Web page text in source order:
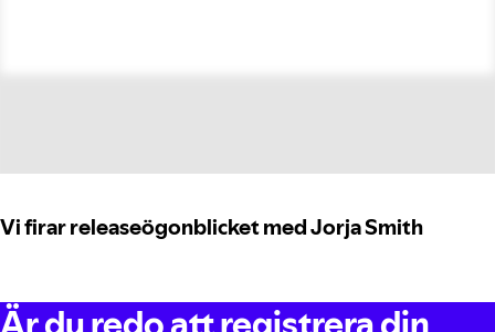
Vi firar releaseögonblicket med Jorja Smith